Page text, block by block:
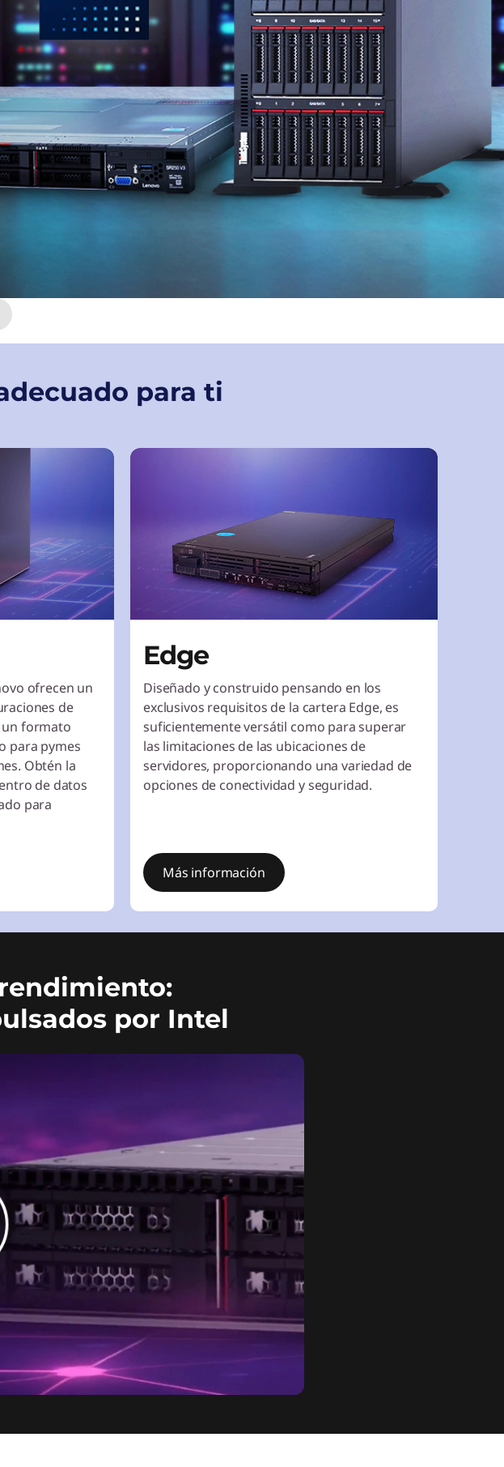
para ti
ofrecen un
de
un formato
para pymes
Obtén la
de datos
para
Edge
Diseñado y construido pensando en los
exclusivos requisitos de la cartera Edge, es
suficientemente versátil como para superar
las limitaciones de las ubicaciones de
servidores, proporcionando una variedad de
opciones de conectividad y seguridad.
Más información
por Intel